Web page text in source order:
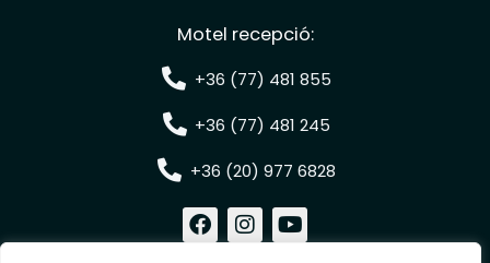
Motel recepció:
+36 (77) 481 855
+36 (77) 481 245
+36 (20) 977 6828
F
a
I
n
Y
o